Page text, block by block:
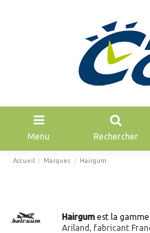
Menu Rechercher
Accueil Marques Hairgum
Hairgumest la
Ariland, fabricant